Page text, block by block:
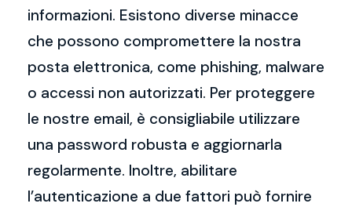
informazioni. Esistono diverse minacce
che possono compromettere la nostra
posta elettronica, come phishing, malware
o accessi non autorizzati. Per proteggere
le nostre email, è consigliabile utilizzare
una password robusta e aggiornarla
regolarmente. Inoltre, abilitare
l’autenticazione a due fattori può fornire